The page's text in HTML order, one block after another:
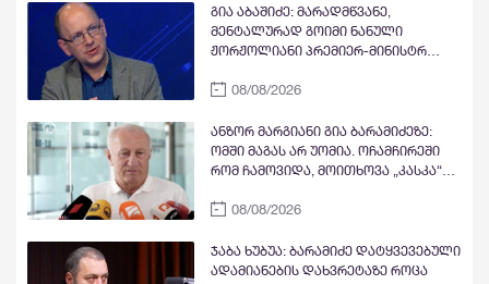
ცოტა ხანში ვიხილავთ სხვა ვითომ
"ანტირუსების" მითების და ბუშტების
გასკდომის სერიას
გია აბაშიძე: მარადმწვანე,
მენტალურად გოიმი ნანული
ჟორჟოლიანი პრემიერ-მინისტრ
შხამიან არსებას ჰგონია, რომ
ნაცჯალათ ერეკლე კოდუას ხანა
დადგება საქართველოში
08/08/2026
ანზორ მარგიანი გია ბარამიძეზე:
ომში მაგას არ უომია. ოჩამჩირეში
რომ ჩამოვიდა, მოითხოვა „კასკა“
დადიოდა, სურათებს იღებდა და
ტყუილი თქვა, რომ ქართველები
ტყვეებს ხვრეტდნენო
08/08/2026
ჯაბა ხუბუა: ბარამიძე დატყვევებული
ადამიანების დახვრეტაზე როცა